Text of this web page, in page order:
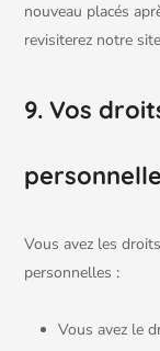
nouveau placés
revisiterez notre
9. Vos
Vous avez les
personnelles :
Vous avez le